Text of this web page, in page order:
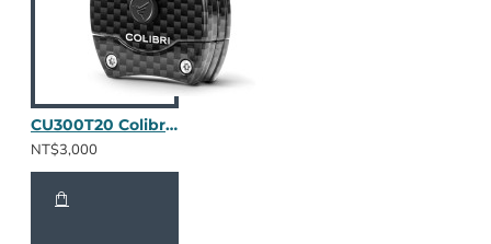
CU300T20 Colibri V-Cut 碳纖維(暗夜黑)
NT$3,000